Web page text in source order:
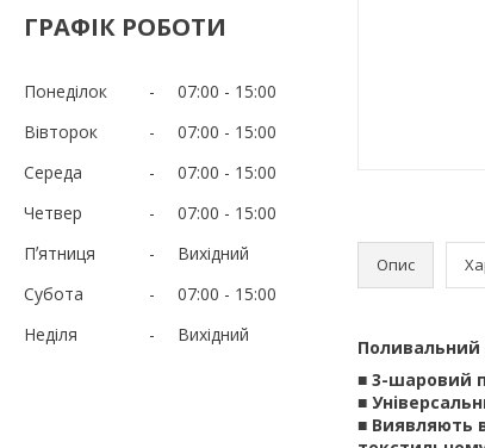
ГРАФІК РОБОТИ
Понеділок 07:00
15:00
Вівторок
07:00
15:00
Середа
07:00
15:00
Четвер
07:00
15:00
Пʼятниця
Вихідний
Субота
07:00
15:00
Неділя
Вихідний
Опис
Поливальний
■ 3-шаровий
■
■ Виявляють